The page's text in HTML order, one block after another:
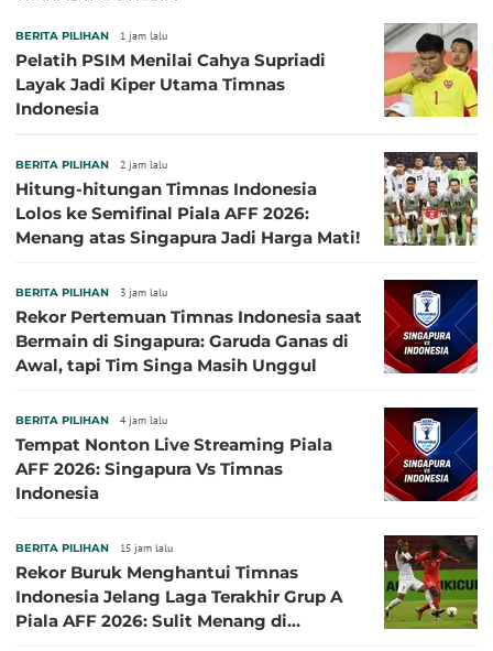
BERITA PILIHAN 1 jam lalu
Pelatih PSIM Menilai Cahya Supriadi
Layak Jadi Kiper Utama Timnas
Indonesia
BERITA PILIHAN 2 jam lalu
Hitung-hitungan Timnas Indonesia
Lolos ke Semifinal Piala AFF 2026:
Menang atas Singapura Jadi Harga Mati!
BERITA PILIHAN 3 jam lalu
Rekor Pertemuan Timnas Indonesia saat
Bermain di Singapura: Garuda Ganas di
Awal, tapi Tim Singa Masih Unggul
BERITA PILIHAN 4 jam lalu
Tempat Nonton Live Streaming Piala
AFF 2026: Singapura Vs Timnas
Indonesia
BERITA PILIHAN 15 jam lalu
Rekor Buruk Menghantui Timnas
Indonesia Jelang Laga Terakhir Grup A
Piala AFF 2026: Sulit Menang di